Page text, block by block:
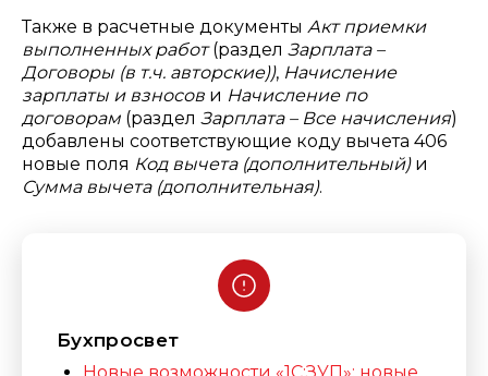
Также в расчетные документы Акт приемки
выполненных работ(раздел Зарплата –
Договоры (в т.ч. авторские)), Начисление
зарплаты и взносов и Начисление по
договорам (раздел Зарплата – Все начисления)
добавлены соответствующие коду вычета 406
новые поля Код вычета (дополнительный)и
Сумма вычета (дополнительная).
Бухпросвет